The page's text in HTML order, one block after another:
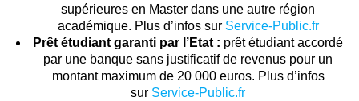
supérieures en Master dans une autre région
académique. Plus d’infos sur Service-Public.fr
Prêt étudiant garanti par l’Etat : prêt étudiant accordé
par une banque sans justificatif de revenus pour un
montant maximum de 20 000 euros. Plus d’infos
sur Service-Public.fr